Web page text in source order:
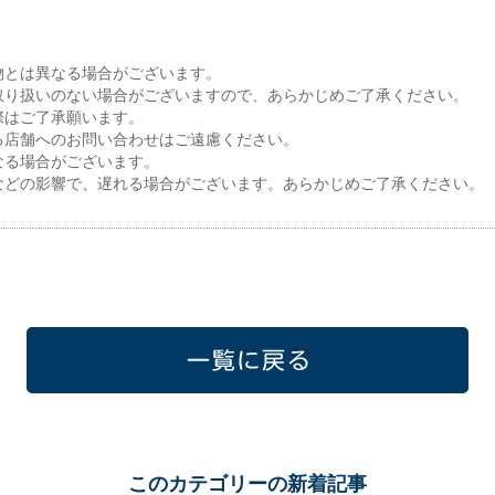
は異なる場合がございます。
扱いのない場合がございますので、あらかじめご了承ください。
ご了承願います。
舗へのお問い合わせはご遠慮ください。
場合がございます。
の影響で、遅れる場合がございます。あらかじめご了承ください。
このカテゴリーの新着記事